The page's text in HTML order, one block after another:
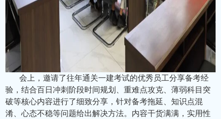
会上，邀请了往年通关一建考试的优秀员工分享备考经
验，结合百日冲刺阶段时间规划、重难点攻克、薄弱科目突
破等核心内容进行了细致分享，针对备考拖延、知识点混
淆、心态不稳等问题给出解决方法。内容干货满满，实用性